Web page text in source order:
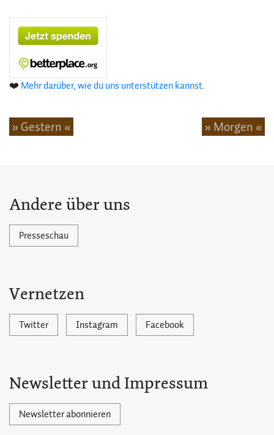
❤️ Mehr darüber, wie du uns unterstützen kannst.
» Gestern « » Morgen «
Andere über uns
Presseschau
Vernetzen
Twitter Instagram Facebook
Newsletter und Impressum
Newsletter abonnieren